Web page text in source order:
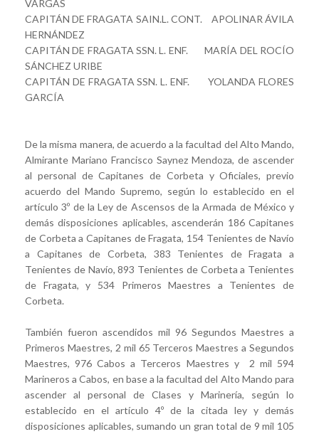
VARGAS
CAPITÁN DE FRAGATA SAIN.L. CONT. APOLINAR ÁVILA
HERNÁNDEZ
CAPITÁN DE FRAGATA SSN. L. ENF. MARÍA DEL ROCÍO
SÁNCHEZ URIBE
CAPITÁN DE FRAGATA SSN. L. ENF. YOLANDA FLORES
GARCÍA
De la misma manera, de acuerdo a la facultad del Alto Mando,
Almirante Mariano Francisco Saynez Mendoza, de ascender
al personal de Capitanes de Corbeta y Oficiales, previo
acuerdo del Mando Supremo, según lo establecido en el
artículo 3º de la Ley de Ascensos de la Armada de México y
demás disposiciones aplicables, ascenderán 186 Capitanes
de Corbeta a Capitanes de Fragata, 154 Tenientes de Navío
a Capitanes de Corbeta, 383 Tenientes de Fragata a
Tenientes de Navío, 893 Tenientes de Corbeta a Tenientes
de Fragata, y 534 Primeros Maestres a Tenientes de
Corbeta.
También fueron ascendidos mil 96 Segundos Maestres a
Primeros Maestres, 2 mil 65 Terceros Maestres a Segundos
Maestres, 976 Cabos a Terceros Maestres y 2 mil 594
Marineros a Cabos, en base a la facultad del Alto Mando para
ascender al personal de Clases y Marinería, según lo
establecido en el artículo 4º de la citada ley y demás
disposiciones aplicables, sumando un gran total de 9 mil 105